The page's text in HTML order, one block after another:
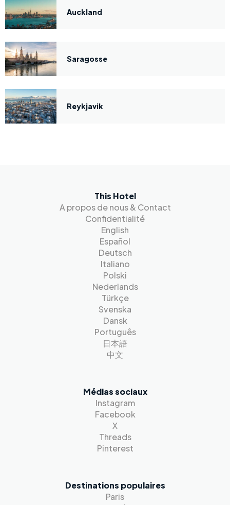
Auckland
Saragosse
Reykjavik
This Hotel
A propos de nous & Contact
Confidentialité
English
Español
Deutsch
Italiano
Polski
Nederlands
Türkçe
Svenska
Dansk
Português
日本語
中文
Médias sociaux
Instagram
Facebook
X
Threads
Pinterest
Destinations populaires
Paris